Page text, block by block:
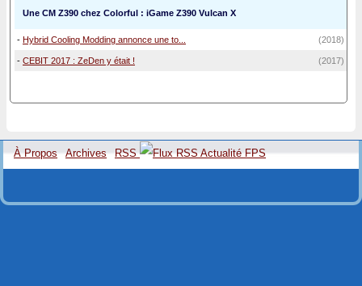
Une CM Z390 chez Colorful : iGame Z390 Vulcan X
- Hybrid Cooling Modding annonce une to... (2018)
- CEBIT 2017 : ZeDen y était ! (2017)
À Propos Archives RSS